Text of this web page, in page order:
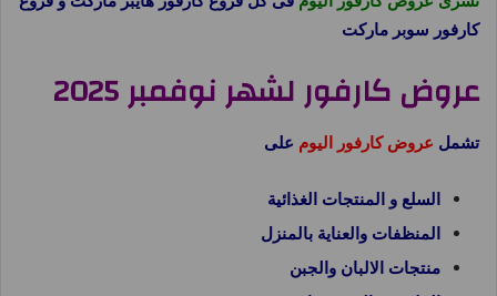
كارفور سوبر ماركت
عروض كارفور لشهر نوفمبر 2025
تشمل عروض كارفور اليوم على
السلع و المنتجات الغذائية
المنظفات والعناية بالمنزل
منتجات الالبان والجبن